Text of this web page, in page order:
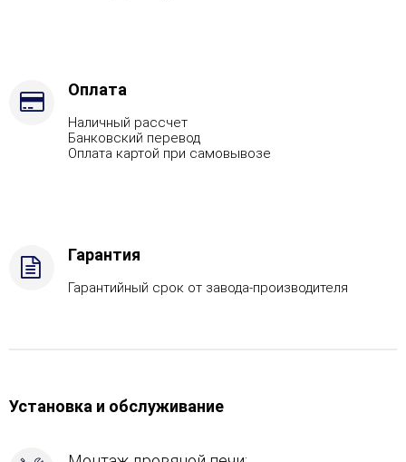
Дрова
Стандартная
комплектация
Оплата
Наличный рассчет
Банковский перевод
Оплата картой при самовывозе
Гарантия
Гарантийный срок от завода-производителя
Установка и обслуживание